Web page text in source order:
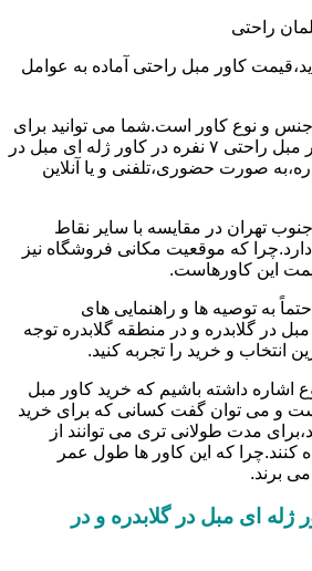
راحتی
کاور مبل راحتی آماده به عوامل
و نوع کاور است.شما می توانید برای
مطلع شدن از قیمت کاور مبل راحتی ۷ نفره در کاور ژله ای مبل در
صورت حضوری،تلفنی و یا آنلاین
جنوب تهران در مقایسه با سایر نقاط
که موقعیت مکانی فروشگاه نیز
این کاورهاست.
به توصیه ها و راهنمایی های
در گلابدره و در منطقه گلابدره توجه
انتخاب و خرید را تجربه کنید.
اشاره داشته باشیم که خرید کاور مبل
و می توان گفت کسانی که برای خرید
مدت طولانی تری می توانند از
کنند.چرا که این کاور ها طول عمر
می برند.
ای مبل در گلابدره و در